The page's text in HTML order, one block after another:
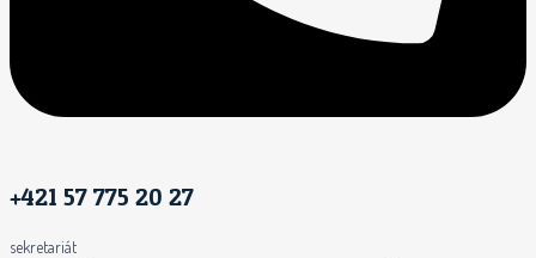
+421 57 775 20 27
sekretariát